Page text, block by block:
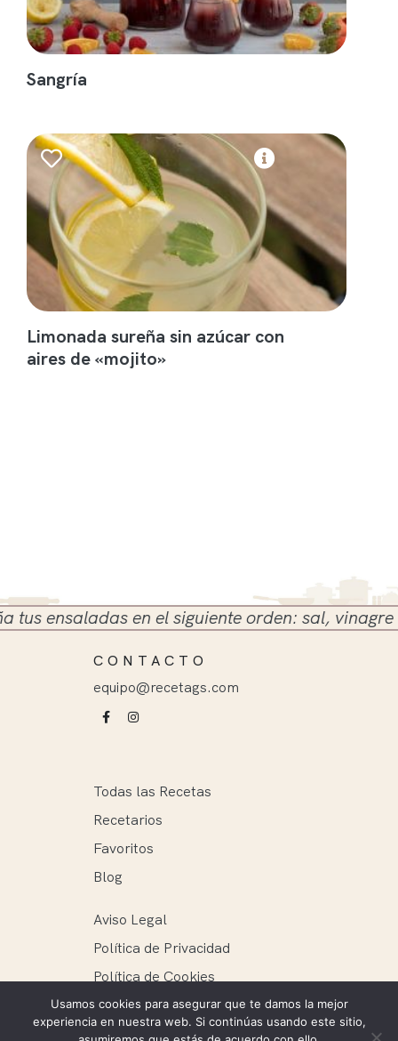
Sangría
Limonada sureña sin azúcar con
aires de «mojito»
en el siguiente orden: sal, vinagre y
CONTACTO
equipo@recetags.com
Todas las Recetas
Recetarios
Favoritos
Blog
Aviso Legal
Política de Privacidad
Política de Cookies
Usamos cookies para asegurar que te damos la mejor
experiencia en nuestra web. Si continúas usando este sitio,